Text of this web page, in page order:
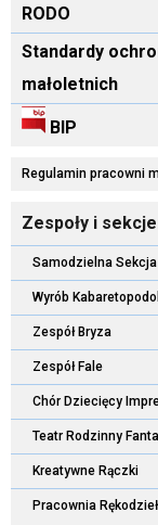
RODO
Standardy
małoletnich
BIP
Regulamin pracowni
Zespoły i
Samodzielna Sekcja
Wyrób
Zespół Bryza
Zespół Fale
Chór Dziecięcy
Teatr Rodzinny
Kreatywne Rączki
Pracownia